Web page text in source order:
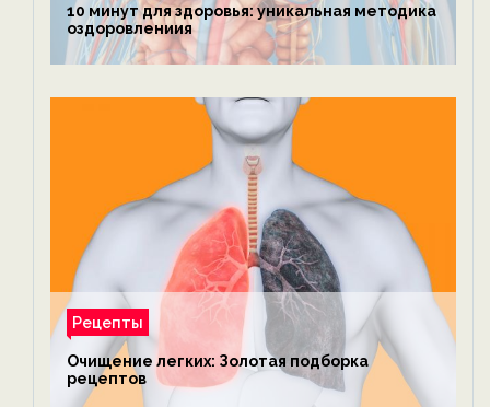
10 минут для здоровья: уникальная методика
оздоровлениия
Рецепты
Очищение легких: Золотая подборка
рецептов